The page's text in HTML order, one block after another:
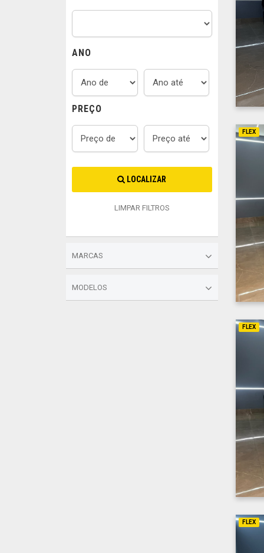
ANO
PREÇO
LOCALIZAR
LIMPAR FILTROS
MARCAS
MODELOS
FLEX
FLEX
FLEX